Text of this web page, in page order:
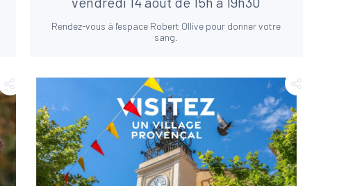
Rendez-vous à l'espace Robert Ollive pour donner votre
sang.